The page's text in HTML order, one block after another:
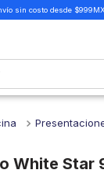
sin costo desde
White Star